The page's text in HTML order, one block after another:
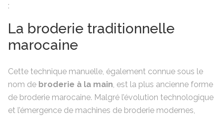
:
La broderie traditionnelle
marocaine
Cette technique manuelle, également connue sous le
nom de broderie à la main, est la plus ancienne forme
de broderie marocaine. Malgré l’évolution technologique
et l’émergence de machines de broderie modernes,